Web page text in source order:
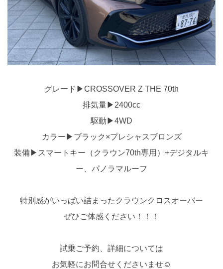
グレード▶CROSSOVER Z THE 70th
排気量▶2400cc
駆動▶4WD
カラー▶ブラック×プレシャスブロンズ
装備▶スマートキー（クラウン70th専用）+デジタルキ
ー、パノラマルーフ
特別感がいっぱい詰まったクラウンクロスオーバー
ぜひご体感ください！！！
試乗ご予約、詳細については
お気軽にお問合せくださいませ☺